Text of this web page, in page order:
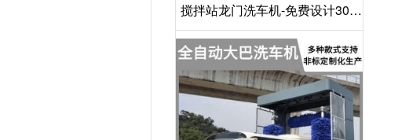
搅拌站龙门洗车机-免费设计30S
洁净方案[隆茂鑫晟]